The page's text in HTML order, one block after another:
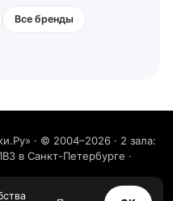
Все бренды
· © 2004–2026 · 2 зала:
в Санкт-Петербурге ·
VK Написать нам